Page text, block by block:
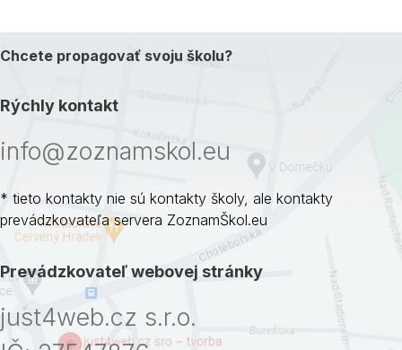
Chcete propagovať svoju školu?
Rýchly kontakt
info@zoznamskol.eu
* tieto kontakty nie sú kontakty školy, ale kontakty
prevádzkovateľa servera ZoznamŠkol.eu
Prevádzkovateľ webovej stránky
just4web.cz s.r.o.